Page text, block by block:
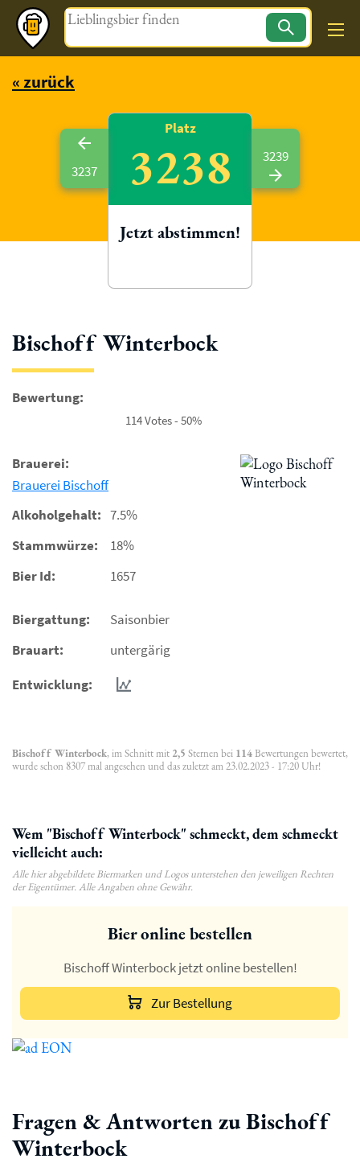
Magazin
« zurück
Bischoff Winterbock
Bewertung:
114 Votes - 50%
Brauerei:
Brauerei Bischoff
Alkoholgehalt: 7.5%
Stammwürze:
18%
Bier Id:
1657
Biergattung:
Saisonbier
Brauart:
untergärig
Entwicklung:
Bischoff Winterbock, im Schnitt mit 2,5 Sternen bei 114Bewertungen bewertet,
wurde schon 8307 mal angesehen und das zuletzt am 23.02.2023 - 17:20 Uhr!
Wem "Bischoff Winterbock" schmeckt, dem schmeckt
vielleicht auch:
Alle hier abgebildete Biermarken und Logos unterstehen den jeweiligen Rechten
der Eigentümer. Alle Angaben ohne Gewähr.
3237
Platz
3238
Jetzt abstimmen!
3239
Bier online bestellen
Bischoff Winterbock jetzt online bestellen!
Zur Bestellung
Fragen & Antworten zu Bischoff
Winterbock